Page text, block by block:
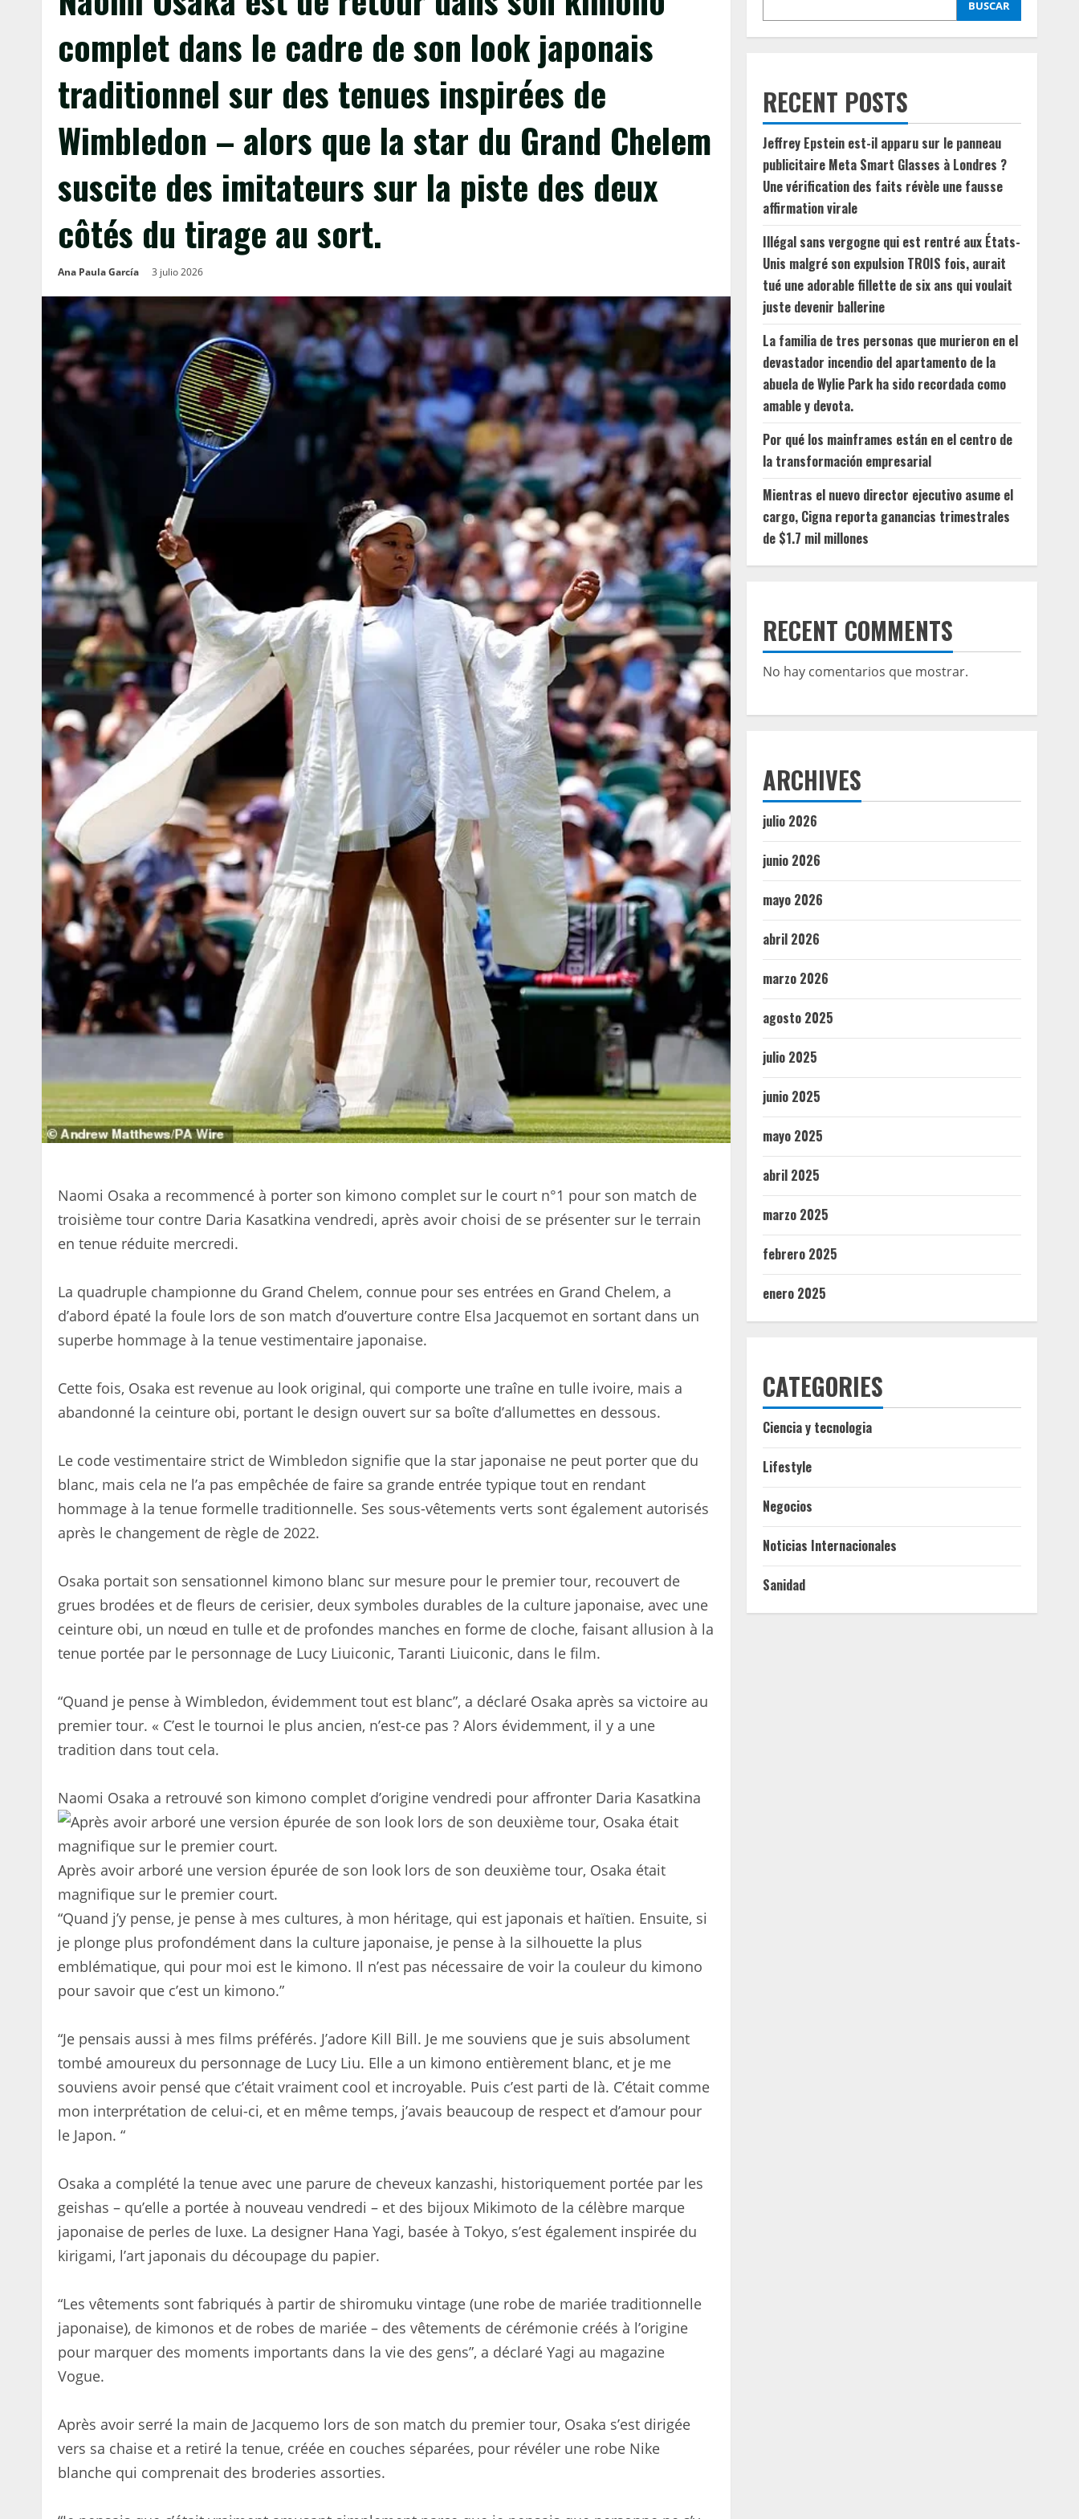
complet dans le cadre de son look japonais
traditionnel sur des tenues inspirées de
Wimbledon – alors que la star du Grand Chelem
suscite des imitateurs sur la piste des deux
côtés du tirage au sort.
Ana Paula García 3 julio 2026
Naomi Osaka a recommencé à porter son kimono complet sur le court n°1 pour son match de
troisième tour contre Daria Kasatkina vendredi, après avoir choisi de se présenter sur le terrain
en tenue réduite mercredi.
La quadruple championne du Grand Chelem, connue pour ses entrées en Grand Chelem, a
d’abord épaté la foule lors de son match d’ouverture contre Elsa Jacquemot en sortant dans un
superbe hommage à la tenue vestimentaire japonaise.
Cette fois, Osaka est revenue au look original, qui comporte une traîne en tulle ivoire, mais a
abandonné la ceinture obi, portant le design ouvert sur sa boîte d’allumettes en dessous.
Le code vestimentaire strict de Wimbledon signifie que la star japonaise ne peut porter que du
blanc, mais cela ne l’a pas empêchée de faire sa grande entrée typique tout en rendant
hommage à la tenue formelle traditionnelle. Ses sous-vêtements verts sont également autorisés
après le changement de règle de 2022.
Osaka portait son sensationnel kimono blanc sur mesure pour le premier tour, recouvert de
grues brodées et de fleurs de cerisier, deux symboles durables de la culture japonaise, avec une
ceinture obi, un nœud en tulle et de profondes manches en forme de cloche, faisant allusion à la
tenue portée par le personnage de Lucy Liuiconic, Taranti Liuiconic, dans le film.
“Quand je pense à Wimbledon, évidemment tout est blanc”, a déclaré Osaka après sa victoire au
premier tour. « C’est le tournoi le plus ancien, n’est-ce pas ? Alors évidemment, il y a une
tradition dans tout cela.
Naomi Osaka a retrouvé son kimono complet d’origine vendredi pour affronter Daria Kasatkina
Après avoir arboré une version épurée de son look lors de son deuxième tour, Osaka était
magnifique sur le premier court.
“Quand j’y pense, je pense à mes cultures, à mon héritage, qui est japonais et haïtien. Ensuite, si
je plonge plus profondément dans la culture japonaise, je pense à la silhouette la plus
emblématique, qui pour moi est le kimono. Il n’est pas nécessaire de voir la couleur du kimono
pour savoir que c’est un kimono.”
“Je pensais aussi à mes films préférés. J’adore Kill Bill. Je me souviens que je suis absolument
tombé amoureux du personnage de Lucy Liu. Elle a un kimono entièrement blanc, et je me
souviens avoir pensé que c’était vraiment cool et incroyable. Puis c’est parti de là. C’était comme
mon interprétation de celui-ci, et en même temps, j’avais beaucoup de respect et d’amour pour
le Japon. “
Osaka a complété la tenue avec une parure de cheveux kanzashi, historiquement portée par les
geishas – qu’elle a portée à nouveau vendredi – et des bijoux Mikimoto de la célèbre marque
japonaise de perles de luxe. La designer Hana Yagi, basée à Tokyo, s’est également inspirée du
kirigami, l’art japonais du découpage du papier.
“Les vêtements sont fabriqués à partir de shiromuku vintage (une robe de mariée traditionnelle
japonaise), de kimonos et de robes de mariée – des vêtements de cérémonie créés à l’origine
pour marquer des moments importants dans la vie des gens”, a déclaré Yagi au magazine
Vogue.
Après avoir serré la main de Jacquemo lors de son match du premier tour, Osaka s’est dirigée
vers sa chaise et a retiré la tenue, créée en couches séparées, pour révéler une robe Nike
blanche qui comprenait des broderies assorties.
BUSCAR
RECENT POSTS
Jeffrey Epstein est-il apparu sur le panneau
publicitaire Meta Smart Glasses à Londres ?
Une vérification des faits révèle une fausse
affirmation virale
Illégal sans vergogne qui est rentré aux États-
Unis malgré son expulsion TROIS fois, aurait
tué une adorable fillette de six ans qui voulait
juste devenir ballerine
La familia de tres personas que murieron en el
devastador incendio del apartamento de la
abuela de Wylie Park ha sido recordada como
amable y devota.
Por qué los mainframes están en el centro de
la transformación empresarial
Mientras el nuevo director ejecutivo asume el
cargo, Cigna reporta ganancias trimestrales
de $1.7 mil millones
RECENT COMMENTS
No hay comentarios que mostrar.
ARCHIVES
julio 2026
junio 2026
mayo 2026
abril 2026
marzo 2026
agosto 2025
julio 2025
junio 2025
mayo 2025
abril 2025
marzo 2025
febrero 2025
enero 2025
CATEGORIES
Ciencia y tecnologia
Lifestyle
Negocios
Noticias Internacionales
Sanidad